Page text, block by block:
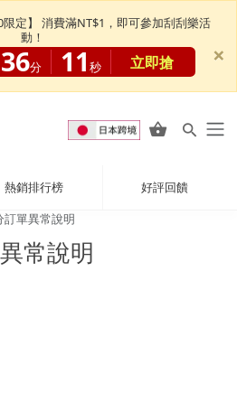
熱銷排行榜
好評回饋
訂單異常說明
常說明
限定】 消費滿NT$1，即可參加刮刮樂活
動！
36分 11 秒 立即搶 ×